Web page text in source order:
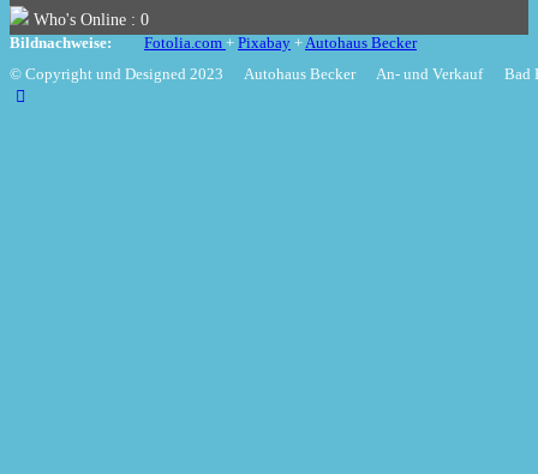
Who's Online : 0
Bildnachweise:
Fotolia.com + Pixabay + Autohaus Becker
© Copyright und Designed 2023 Autohaus Becker An- und Verkauf Bad